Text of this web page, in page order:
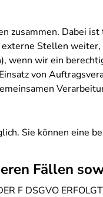
Dabei
Stellen
wir ein
von
Sie können
Fällen
F DSGVO